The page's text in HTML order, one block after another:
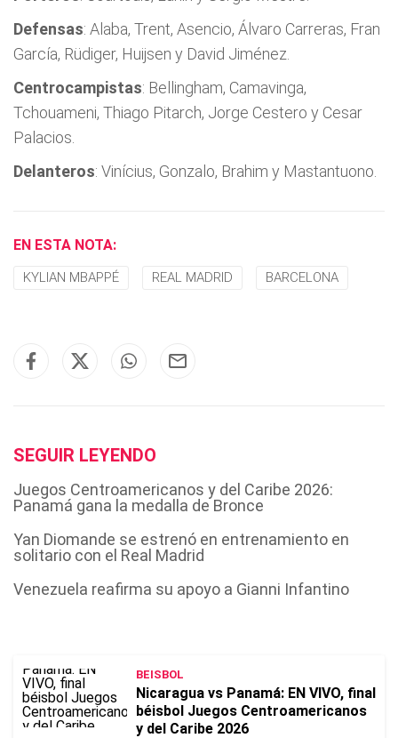
Defensas: Alaba, Trent, Asencio, Álvaro Carreras, Fran
García, Rüdiger, Huijsen y David Jiménez.
Centrocampistas: Bellingham, Camavinga,
Tchouameni, Thiago Pitarch, Jorge Cestero y Cesar
Palacios.
Delanteros: Vinícius, Gonzalo, Brahim y Mastantuono.
EN ESTA NOTA:
KYLIAN MBAPPÉ REAL MADRID BARCELONA
SEGUIR LEYENDO
Juegos Centroamericanos y del Caribe 2026:
Panamá gana la medalla de Bronce
Yan Diomande se estrenó en entrenamiento en
solitario con el Real Madrid
Venezuela reafirma su apoyo a Gianni Infantino
BEISBOL
Nicaragua vs Panamá: EN VIVO, final
béisbol Juegos Centroamericanos
y del Caribe 2026